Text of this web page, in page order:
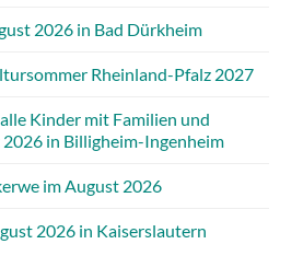
2026 in Bad Dürkheim
Rheinland-Pfalz 2027
Kinder mit Familien und
in Billigheim-Ingenheim
im August 2026
2026 in Kaiserslautern